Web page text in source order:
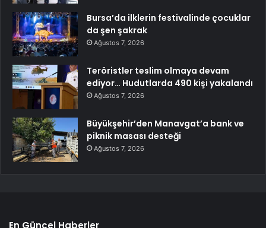
Bursa’da ilklerin festivalinde çocuklar
da şen şakrak
Ağustos 7, 2026
Teröristler teslim olmaya devam
ediyor… Hudutlarda 490 kişi yakalandı
Ağustos 7, 2026
Büyükşehir’den Manavgat’a bank ve
piknik masası desteği
Ağustos 7, 2026
En Güncel Haberler